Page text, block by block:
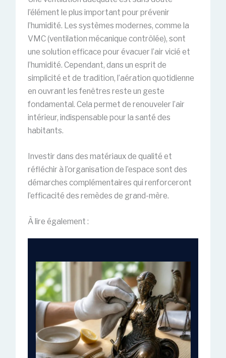
l’élément le plus important pour prévenir
l’humidité. Les systèmes modernes, comme la
VMC (ventilation mécanique contrôlée), sont
une solution efficace pour évacuer l’air vicié et
l’humidité. Cependant, dans un esprit de
simplicité et de tradition, l’aération quotidienne
en ouvrant les fenêtres reste un geste
fondamental. Cela permet de renouveler l’air
intérieur, indispensable pour la santé des
habitants.
Investir dans des matériaux de qualité et
réfléchir à l’organisation de l’espace sont des
démarches complémentaires qui renforceront
l’efficacité des remèdes de grand-mère.
À lire également :